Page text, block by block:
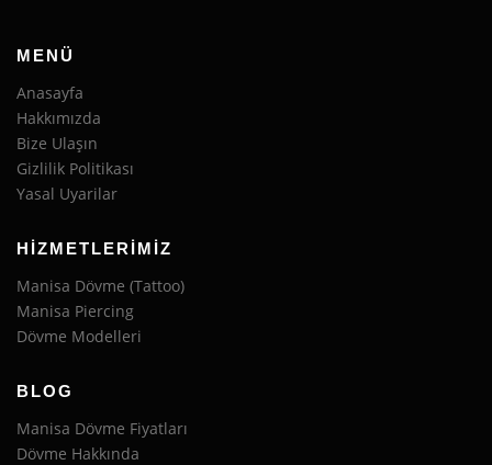
MENÜ
Anasayfa
Hakkımızda
Bize Ulaşın
Gizlilik Politikası
Yasal Uyarilar
HIZMETLERIMIZ
Manisa Dövme (Tattoo)
Manisa Piercing
Dövme Modelleri
BLOG
Manisa Dövme Fiyatları
Dövme Hakkında